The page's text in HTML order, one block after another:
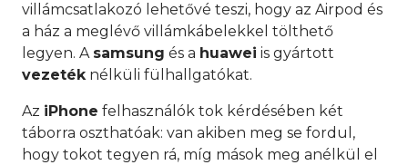
villámcsatlakozó lehetővé teszi, hogy az Airpod és
a ház a meglévő villámkábelekkel tölthető
legyen. A samsung és a huawei is gyártott
vezetéknélküli fülhallgatókat.
Az iPhone felhasználók tok kérdésében két
táborra oszthatóak: van akiben meg se fordul,
hogy tokot tegyen rá, míg mások meg anélkül el